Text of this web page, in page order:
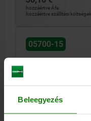
Beleegyezés
hozzáértve Áfa
hozzáértve szállítási költségek
05700-15